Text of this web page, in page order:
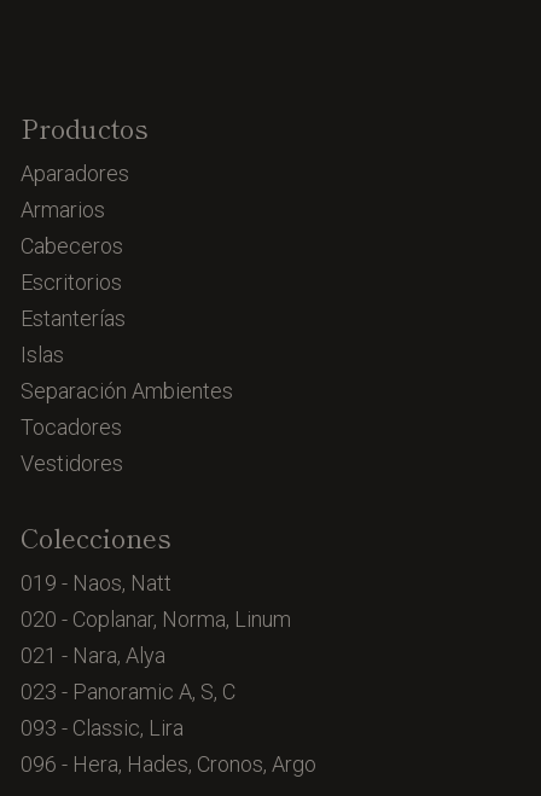
Productos
Aparadores
Armarios
Cabeceros
Escritorios
Estanterías
Islas
Separación Ambientes
Tocadores
Vestidores
Colecciones
019 - Naos, Natt
020 - Coplanar, Norma, Linum
021 - Nara, Alya
023 - Panoramic A, S, C
093 - Classic, Lira
096 - Hera, Hades, Cronos, Argo